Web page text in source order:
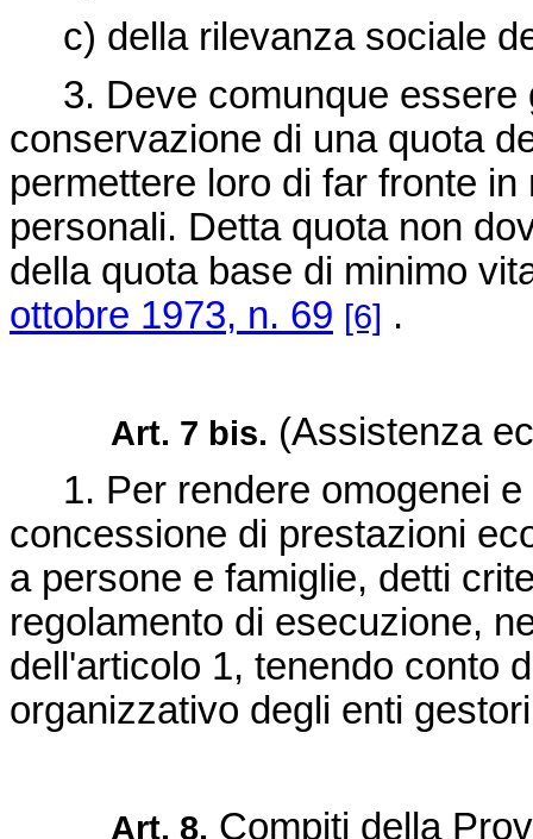
c) della rilevanza sociale
3. Deve comunque essere
conservazione di una quota
permettere loro di far fronte
personali. Detta quota non
della quota base di minimo
ottobre 1973, n. 69 [6] .
Art. 7 bis. (Assistenza
1. Per rendere omogenei e
concessione di prestazioni
a persone e famiglie, detti
regolamento di esecuzione,
dell'articolo 1, tenendo conto
organizzativo degli enti
Art. 8. Compiti della